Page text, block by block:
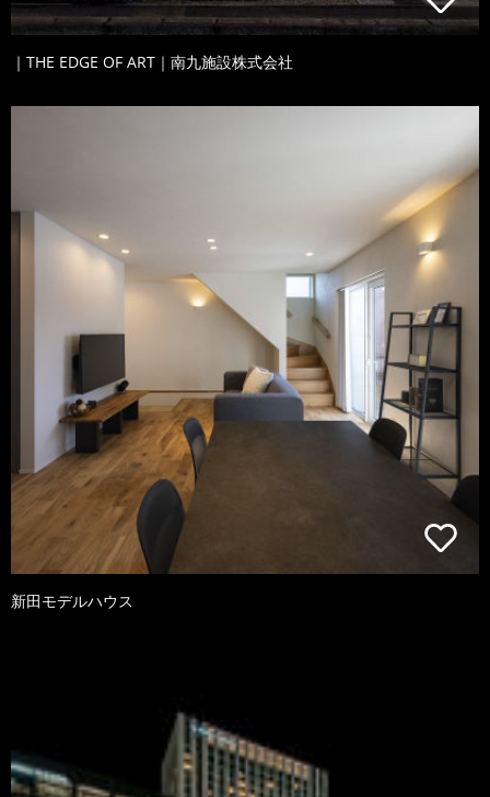
｜THE EDGE OF ART｜南九施設株式会社
新田モデルハウス